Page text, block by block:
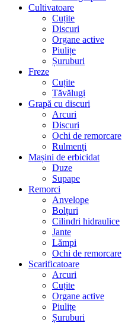
Cultivatoare
Cuțite
Discuri
Organe active
Piulițe
Șuruburi
Freze
Cuțite
Tăvălugi
Grapă cu discuri
Arcuri
Discuri
Ochi de remorcare
Rulmenți
Mașini de erbicidat
Duze
Supape
Remorci
Anvelope
Bolțuri
Cilindri hidraulice
Jante
Lămpi
Ochi de remorcare
Scarificatoare
Arcuri
Cuțite
Organe active
Piulițe
Șuruburi